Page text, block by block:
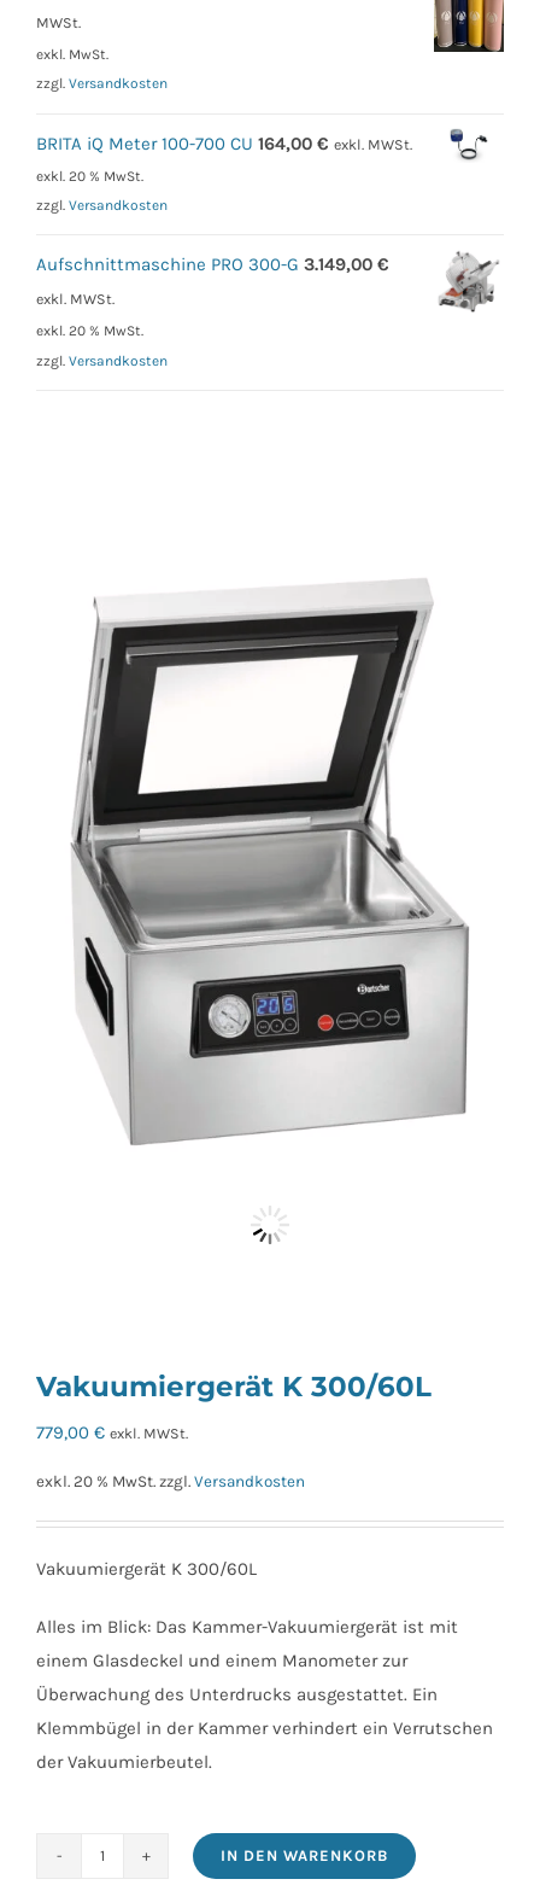
Vakuumiergerät K 300/60L
779,00 € exkl. MWSt.
exkl. 20 % MwSt. zzgl. Versandkosten
Vakuumiergerät K 300/60L
Alles im Blick: Das Kammer-Vakuumiergerät ist mit
einem Glasdeckel und einem Manometer zur
Überwachung des Unterdrucks ausgestattet. Ein
Klemmbügel in der Kammer verhindert ein Verrutschen
der Vakuumierbeutel.
Vakuumiergerät
IN DEN WARENKORB
MWSt.
exkl. MwSt.
zzgl. Versandkosten
BRITA iQ Meter 100-700 CU 164,00 € exkl. MWSt.
exkl. 20 % MwSt.
zzgl. Versandkosten
Aufschnittmaschine PRO 300-G 3.149,00 €
exkl. MWSt.
exkl. 20 % MwSt.
zzgl. Versandkosten